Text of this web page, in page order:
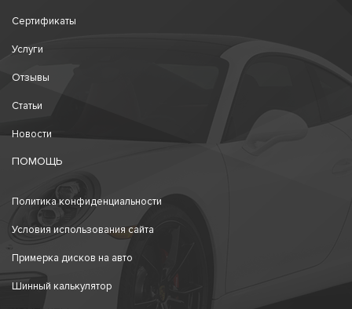
Сертификаты
Услуги
Отзывы
Статьи
Новости
ПОМОЩЬ
Политика конфиденциальности
Условия использования сайта
Примерка дисков на авто
Шинный калькулятор